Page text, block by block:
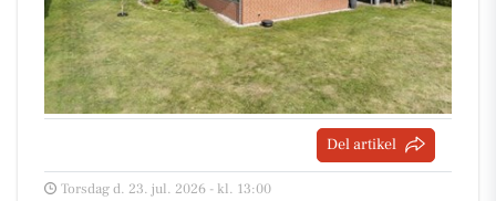
Del artikel
Torsdag d. 23. jul. 2026 - kl. 13:00